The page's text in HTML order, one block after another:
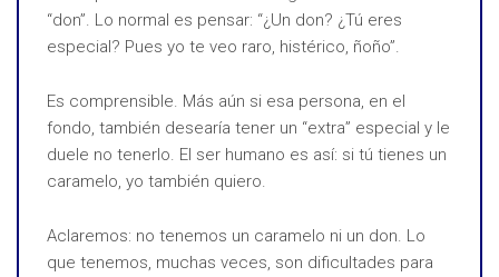
“don”. Lo normal es pensar: “¿Un don? ¿Tú eres
especial? Pues yo te veo raro, histérico, ñoño”.
Es comprensible. Más aún si esa persona, en el
fondo, también desearía tener un “extra” especial y le
duele no tenerlo. El ser humano es así: si tú tienes un
caramelo, yo también quiero.
Aclaremos: no tenemos un caramelo ni un don. Lo
que tenemos, muchas veces, son dificultades para